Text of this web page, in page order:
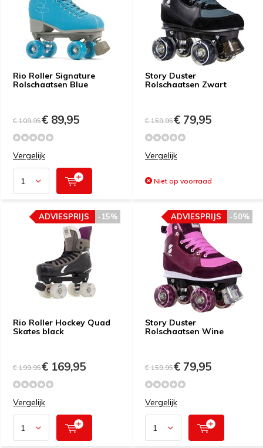
Rio Roller Signature
Rolschaatsen Blue
€ 109,95€ 89,95
Vergelijk
Story Duster
Rolschaatsen Zwart
€ 159,95€ 79,95
Vergelijk
Niet op voorraad
Rio Roller Hockey Quad
Skates black
-15%
ADVIESPRIJS
€ 199,95€ 169,95
Vergelijk
Story Duster
Rolschaatsen Wine
-50%
ADVIESPRIJS
€ 159,95€ 79,95
Vergelijk